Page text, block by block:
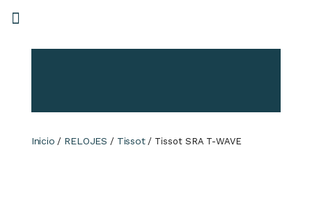
Inicio / RELOJES / Tissot/ Tissot SRA T-WAVE